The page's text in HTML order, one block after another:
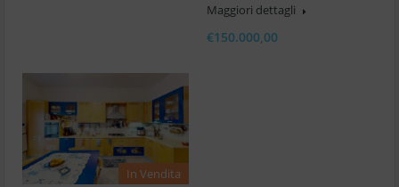
Maggiori dettagli
€150.000,00
In Vendita